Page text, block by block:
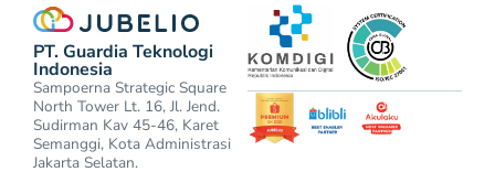
PT. Guardia Teknologi
Indonesia
Sampoerna Strategic Square
North Tower Lt. 16, Jl. Jend.
Sudirman Kav 45-46, Karet
Semanggi, Kota Administrasi
Jakarta Selatan.